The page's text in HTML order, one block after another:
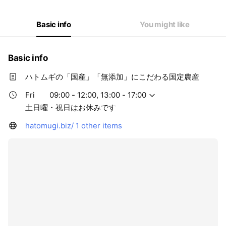
土日曜・祝日はお休みです
Basic info You might like
Basic info
ハトムギの「国産」「無添加」にこだわる国定農産
Fri
09:00 - 12:00, 13:00 - 17:00
土日曜・祝日はお休みです
hatomugi.biz/ 1 other items